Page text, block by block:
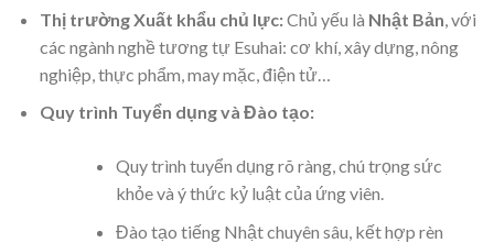
Thị trường Xuất khẩu chủ lực:Chủ yếu là Nhật Bản , với
các ngành nghề tương tự Esuhai: cơ khí, xây dựng, nông
nghiệp, thực phẩm, may mặc, điện tử…
Quy trình Tuyển dụng và Đào tạo:
Quy trình tuyển dụng rõ ràng, chú trọng sức
khỏe và ý thức kỷ luật của ứng viên.
Đào tạo tiếng Nhật chuyên sâu, kết hợp rèn